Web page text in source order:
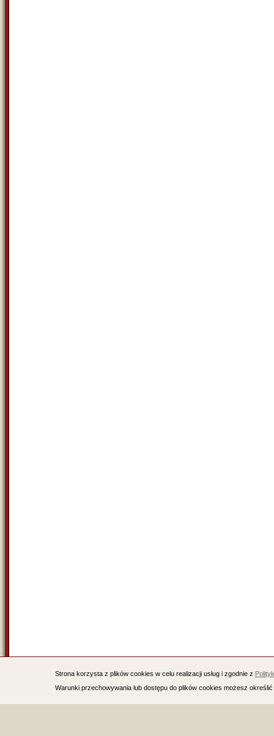
Strona korzysta z plików cookies w celu realizacji usług i zgodnie z
Warunki przechowywania lub dostępu do plików cookies możesz